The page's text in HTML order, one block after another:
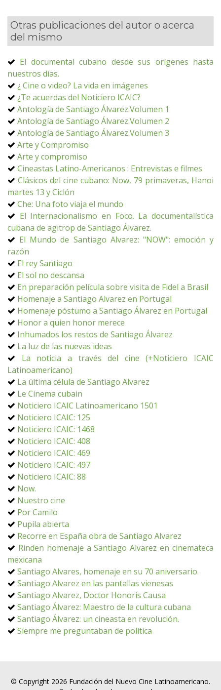
Otras publicaciones del autor o acerca
del mismo
El documental cubano desde sus orígenes hasta
nuestros días.
¿ Cine o video? La vida en imágenes
¿Te acuerdas del Noticiero ICAIC?
Antología de Santiago Álvarez.Volumen 1
Antología de Santiago Álvarez.Volumen 2
Antología de Santiago Álvarez.Volumen 3
Arte y Compromiso
Arte y compromiso
Cineastas Latino-Americanos : Entrevistas e filmes
Clásicos del cine cubano: Now, 79 primaveras, Hanoi
martes 13 y Ciclón
Che: Una foto viaja el mundo
El Internacionalismo en Foco. La documentalística
cubana de agitrop de Santiago Álvarez.
El Mundo de Santiago Alvarez: "NOW": emoción y
razón
El rey Santiago
El sol no descansa
En preparación película sobre visita de Fidel a Brasil
Homenaje a Santiago Alvarez en Portugal
Homenaje póstumo a Santiago Álvarez en Portugal
Honor a quien honor merece
Inhumados los restos de Santiago Álvarez
La luz de las nuevas ideas
La noticia a través del cine (+Noticiero ICAIC
Latinoamericano)
La última célula de Santiago Alvarez
Le Cinema cubain
Noticiero ICAIC Latinoamericano 1501
Noticiero ICAIC: 125
Noticiero ICAIC: 1468
Noticiero ICAIC: 408
Noticiero ICAIC: 469
Noticiero ICAIC: 497
Noticiero ICAIC: 88
Now.
Nuestro cine
Por Camilo
Pupila abierta
Recorre en España obra de Santiago Alvarez
Rinden homenaje a Santiago Alvarez en cinemateca
mexicana
Santiago Alvares, homenaje en su 70 aniversario.
Santiago Alvarez en las pantallas vienesas
Santiago Alvarez, Doctor Honoris Causa
Santiago Álvarez: Maestro de la cultura cubana
Santiago Álvarez: un cineasta en revolución.
Siempre me preguntaban de política
© Copyright 2026 Fundación del Nuevo Cine Latinoamericano.